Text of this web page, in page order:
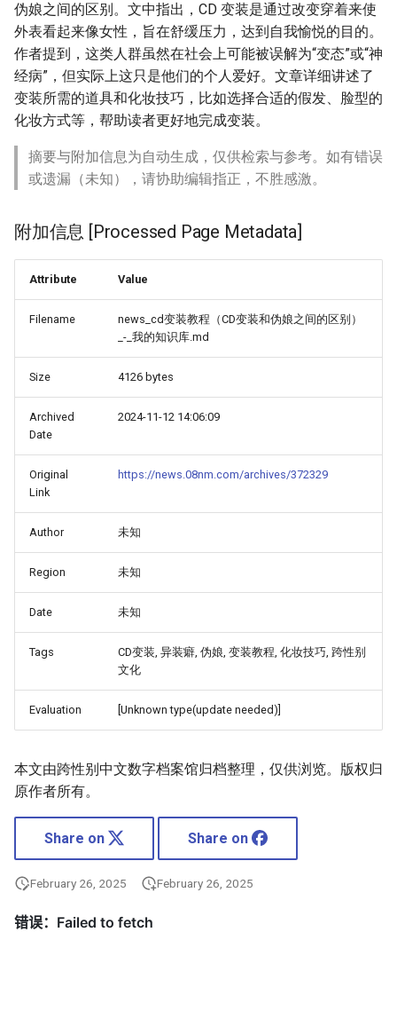
伪娘之间的区别。文中指出，CD 变装是通过改变穿着来使
外表看起来像女性，旨在舒缓压力，达到自我愉悦的目的。
作者提到，这类人群虽然在社会上可能被误解为“变态”或“神
经病”，但实际上这只是他们的个人爱好。文章详细讲述了
变装所需的道具和化妆技巧，比如选择合适的假发、脸型的
化妆方式等，帮助读者更好地完成变装。
摘要与附加信息为自动生成，仅供检索与参考。如有错误
或遗漏（未知），请协助编辑指正，不胜感激。
附加信息 [Processed Page Metadata]
Attribute Value
Filename
news_cd变装教程（CD变装和伪娘之间的区别）
_-_我的知识库.md
Size 4126 bytes
Archived
Date
2024-11-12 14:06:09
Original
Link
https://news.08nm.com/archives/372329
Author 未知
Region 未知
Date 未知
Tags
CD变装, 异装癖, 伪娘, 变装教程, 化妆技巧, 跨性别
文化
Evaluation [Unknown type(update needed)]
本文由跨性别中文数字档案馆归档整理，仅供浏览。版权归
原作者所有。
Share on Share on
February 26, 2025 February 26, 2025